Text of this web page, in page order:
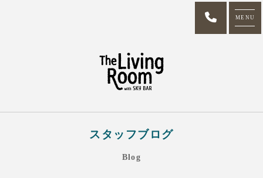
MENU
スタッフブログ
Blog